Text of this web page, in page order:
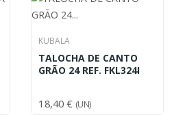
KUBALA
TALOCHA DE CANTO
GRÃO 24 REF. FKL324I
18,40 € (UN)